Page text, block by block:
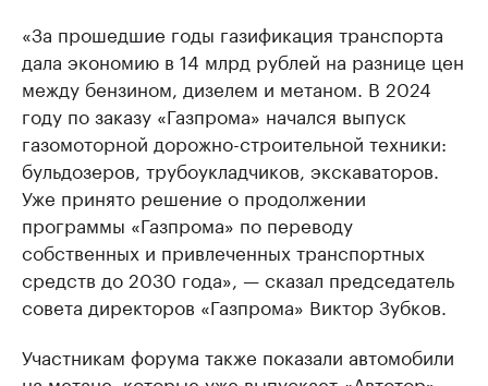
«За прошедшие годы газификация транспорта
дала экономию в 14 млрд рублей на разнице цен
между бензином, дизелем и метаном. В 2024
году по заказу «Газпрома» начался выпуск
газомоторной дорожно-строительной техники:
бульдозеров, трубоукладчиков, экскаваторов.
Уже принято решение о продолжении
программы «Газпрома» по переводу
собственных и привлеченных транспортных
средств до 2030 года», — сказал председатель
совета директоров «Газпрома» Виктор Зубков.
Участникам форума также показали автомобили